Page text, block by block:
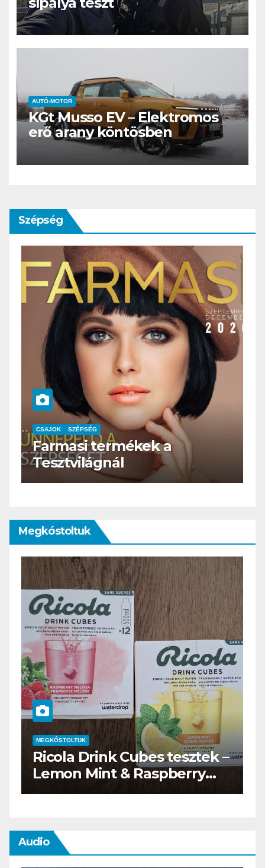
AUTÓ-MOTOR
KGt Musso EV – Elektromos
erő arany köntösben
Szépség
CSAJOK SZÉPSÉG
HERBioticum
Megkóstoltuk
MEGKÓSTOLTUK
Waterdrop üdítő kapszula
teszt
Audio